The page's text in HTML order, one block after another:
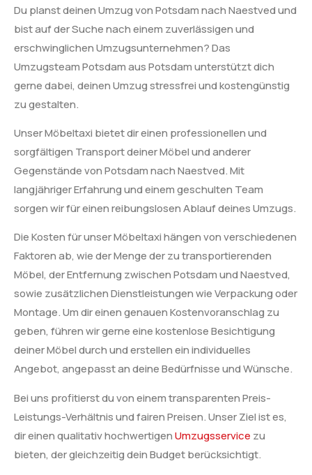
Du planst deinen Umzug von Potsdam nach Naestved und
bist auf der Suche nach einem zuverlässigen und
erschwinglichen Umzugsunternehmen? Das
Umzugsteam Potsdam aus Potsdam unterstützt dich
gerne dabei, deinen Umzug stressfrei und kostengünstig
zu gestalten.
Unser Möbeltaxi bietet dir einen professionellen und
sorgfältigen Transport deiner Möbel und anderer
Gegenstände von Potsdam nach Naestved. Mit
langjähriger Erfahrung und einem geschulten Team
sorgen wir für einen reibungslosen Ablauf deines Umzugs.
Die Kosten für unser Möbeltaxi hängen von verschiedenen
Faktoren ab, wie der Menge der zu transportierenden
Möbel, der Entfernung zwischen Potsdam und Naestved,
sowie zusätzlichen Dienstleistungen wie Verpackung oder
Montage. Um dir einen genauen Kostenvoranschlag zu
geben, führen wir gerne eine kostenlose Besichtigung
deiner Möbel durch und erstellen ein individuelles
Angebot, angepasst an deine Bedürfnisse und Wünsche.
Bei uns profitierst du von einem transparenten Preis-
Leistungs-Verhältnis und fairen Preisen. Unser Ziel ist es,
dir einen qualitativ hochwertigenUmzugsservice zu
bieten, der gleichzeitig dein Budget berücksichtigt.